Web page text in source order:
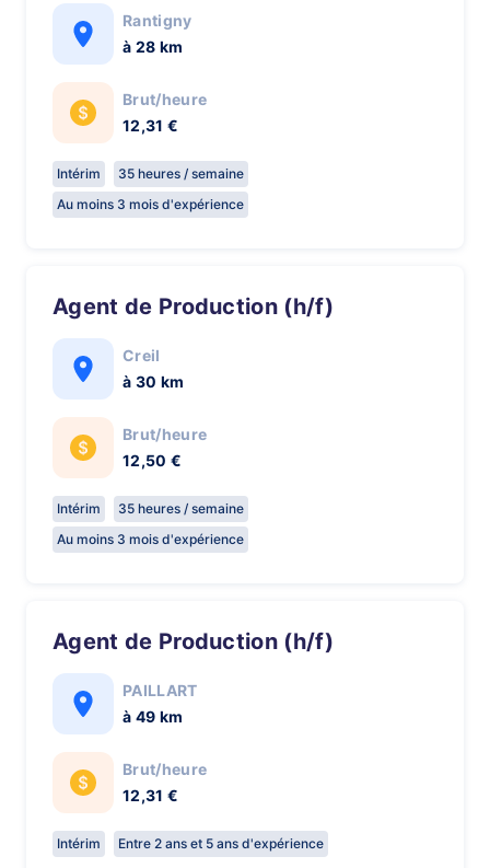
Rantigny
à 28 km
Brut/heure
12,31 €
Intérim
35 heures / semaine
Au moins 3 mois d'expérience
Agent de Production (h/f)
Creil
à 30 km
Brut/heure
12,50 €
Intérim
35 heures / semaine
Au moins 3 mois d'expérience
Agent de Production (h/f)
PAILLART
à 49 km
Brut/heure
12,31 €
Intérim Entre 2 ans et 5 ans d'expérience